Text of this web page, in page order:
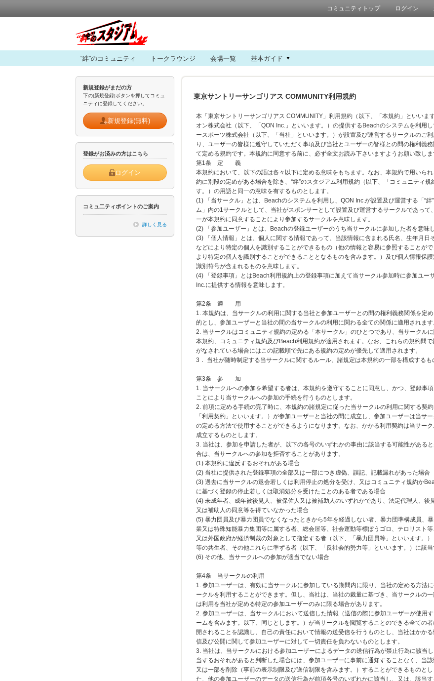
コミュニティトップ ログイン
“絆”のコミュニティ トークラウンジ 会場一覧 基本ガイド
新規登録がまだの方
下の[新規登録]ボタンを押してコミュ
ニティに登録してください。
新規登録(無料)
登録がお済みの方はこちら
ログイン
コミュ二ティポイントのご案内
詳しく見る
東京サントリーサンゴリアス COMMUNITY利用規約
本「東京サントリーサンゴリアス COMMUNITY」利用規約（以下、「本規約」といいま
オン株式会社（以下、「QON Inc.」といいます。）の提供するBeachのシステムを利用し
ースポーツ株式会社（以下、「当社」といいます。）が設置及び運営するサークルのご
り、ユーザーの皆様に遵守していただく事項及び当社とユーザーの皆様との間の権利義
て定める規約です。本規約に同意する前に、必ず全文お読み下さいますようお願い致しま
第1条 定 義
本規約において、以下の語は各々以下に定める意味をもちます。なお、本規約で用いら
約に別段の定めがある場合を除き、“絆”のスタジアム利用規約（以下、「コミュニティ規
す。）の用語と同一の意味を有するものとします。
(1) 「当サークル」とは、Beachのシステムを利用し、QON Inc.が設置及び運営する「“絆
ム」内の1サークルとして、当社がスポンサーとして設置及び運営するサークルであって
ーが本規約に同意することにより参加するサークルを意味します。
(2) 「参加ユーザー」とは、Beachの登録ユーザーのうち当サークルに参加した者を意味し
(3) 「個人情報」とは、個人に関する情報であって、当該情報に含まれる氏名、生年月日
などにより特定の個人を識別することができるもの（他の情報と容易に参照することが
より特定の個人を識別することができることとなるものを含みます。）及び個人情報保護
識別符号が含まれるものを意味します。
(4) 「登録事項」とはBeach利用規約上の登録事項に加えて当サークル参加時に参加ユー
Inc.に提供する情報を意味します。
第2条 適 用
1. 本規約は、当サークルの利用に関する当社と参加ユーザーとの間の権利義務関係を定め
的とし、参加ユーザーと当社の間の当サークルの利用に関わる全ての関係に適用されます
2. 当サークルはコミュニティ規約の定める「本サークル」のひとつであり、当サークルに
本規約、コミュニティ規約及びBeach利用規約が適用されます。なお、これらの規約間で
がなされている場合にはこの記載順で先にある規約の定めが優先して適用されます。
3． 当社が随時制定する当サークルに関するルール、諸規定は本規約の一部を構成するも
第3条 参 加
1. 当サークルへの参加を希望する者は、本規約を遵守することに同意し、かつ、登録事
ことにより当サークルへの参加の手続を行うものとします。
2. 前項に定める手続の完了時に、本規約の諸規定に従った当サークルの利用に関する契約
「利用契約」といいます。）が参加ユーザーと当社の間に成立し、参加ユーザーは当サ
の定める方法で使用することができるようになります。なお、かかる利用契約は当サー
成立するものとします。
3. 当社は、参加を申請した者が、以下の各号のいずれかの事由に該当する可能性がある
合は、当サークルへの参加を拒否することがあります。
(1) 本規約に違反するおそれがある場合
(2) 当社に提供された登録事項の全部又は一部につき虚偽、誤記、記載漏れがあった場合
(3) 過去に当サークルの退会若しくは利用停止の処分を受け、又はコミュニティ規約か
に基づく登録の停止若しくは取消処分を受けたことのある者である場合
(4) 未成年者、成年被後見人、被保佐人又は被補助人のいずれかであり、法定代理人、後
又は補助人の同意等を得ていなかった場合
(5) 暴力団員及び暴力団員でなくなったときから5年を経過しない者、暴力団準構成員、
業又は特殊知能暴力集団等に属する者、総会屋等、社会運動等標ぼうゴロ、テロリスト
又は外国政府が経済制裁の対象として指定する者（以下、「暴力団員等」といいます。
等の共生者、その他これらに準ずる者（以下、「反社会的勢力等」といいます。）に該
(6) その他、当サークルへの参加が適当でない場合
第4条 当サークルの利用
1. 参加ユーザーは、有効に当サークルに参加している期間内に限り、当社の定める方法
ークルを利用することができます。但し、当社は、当社の裁量に基づき、当サークルの一
は利用を当社が定める特定の参加ユーザーのみに限る場合があります。
2. 参加ユーザーは、当サークルにおいて送信した情報（送信の際に参加ユーザーが使用
ームを含みます。以下、同じとします。）が当サークルを閲覧することのできる全ての
開されることを認識し、自己の責任において情報の送受信を行うものとし、当社はかか
信及び公開に関して参加ユーザーに対して一切責任を負わないものとします。
3. 当社は、当サークルにおける参加ユーザーによるデータの送信行為が禁止行為に該当
当するおそれがあると判断した場合には、参加ユーザーに事前に通知することなく、当
又は一部を削除（事前の表示制限及び送信制限を含みます。）することができるものとし
た、他の参加ユーザーのデータの送信行為が前項各号のいずれかに該当し、又は、該当